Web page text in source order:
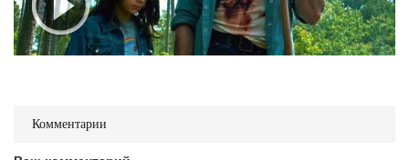
Комментарии